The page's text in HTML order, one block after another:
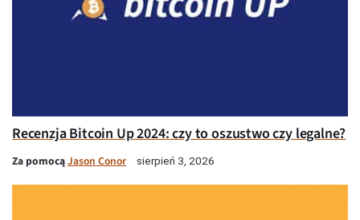
Recenzja Bitcoin Up 2024: czy to oszustwo czy legalne?
Za pomocąJason Conor sierpień 3, 2026